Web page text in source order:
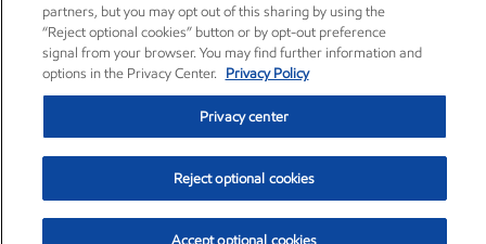
Lisäksi sinulla on oikeus tehdä valitus maasi
tietosuojavaltuutetulle.
14.MÄÄRITELLYT TERMIT
Käsite ”Rekisterinpitäjä” tarkoittaa luonnollista henkilöä tai
oikeushenkilöä (ExxonMobilin tapauksessa asianmukaista
ExxonMobil-tytäryhtiötä), joka määrittelee Henkilötietojen
partners, but you may opt out of this sharing by using the
“Reject optional cookies” button or by opt-out preference
signal from your browser. You may find further information and
options in the Privacy Center.
Privacy Policy
Privacy center
Reject optional cookies
Accept optional cookies